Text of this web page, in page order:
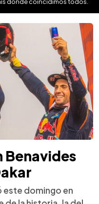
Benavides
este domingo en